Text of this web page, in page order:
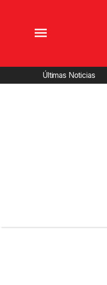
Últimas Noticias